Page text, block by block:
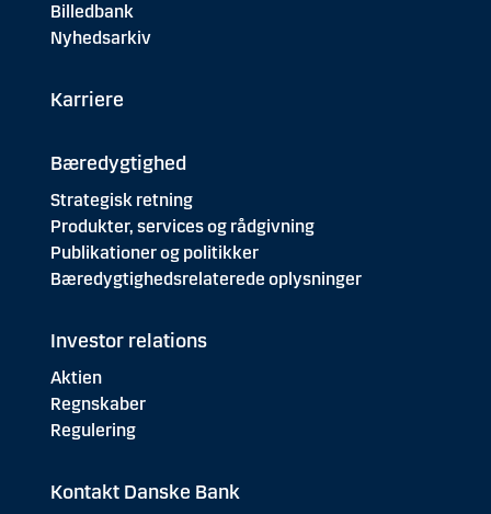
Billedbank
Nyhedsarkiv
Karriere
Bæredygtighed
Strategisk retning
Produkter, services og rådgivning
Publikationer og politikker
Bæredygtighedsrelaterede oplysninger
Investor relations
Aktien
Regnskaber
Regulering
Kontakt Danske Bank